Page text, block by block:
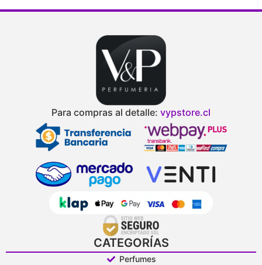
Para compras al detalle: vypstore.cl
CATEGORÍAS
Perfumes